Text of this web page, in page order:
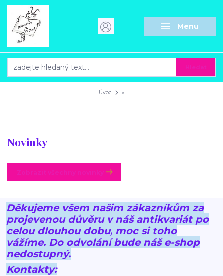
Menu
Úvod »
Novinky
Děkujeme všem našim zákazníkům za
projevenou důvěru v náš antikvariát po
celou dlouhou dobu, moc si toho
vážíme. Do odvolání bude náš e-shop
nedostupný.
Kontakty: